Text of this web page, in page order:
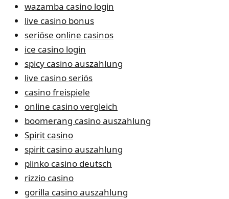
wazamba casino login
live casino bonus
seriöse online casinos
ice casino login
spicy casino auszahlung
live casino seriös
casino freispiele
online casino vergleich
boomerang casino auszahlung
Spirit casino
spirit casino auszahlung
plinko casino deutsch
rizzio casino
gorilla casino auszahlung